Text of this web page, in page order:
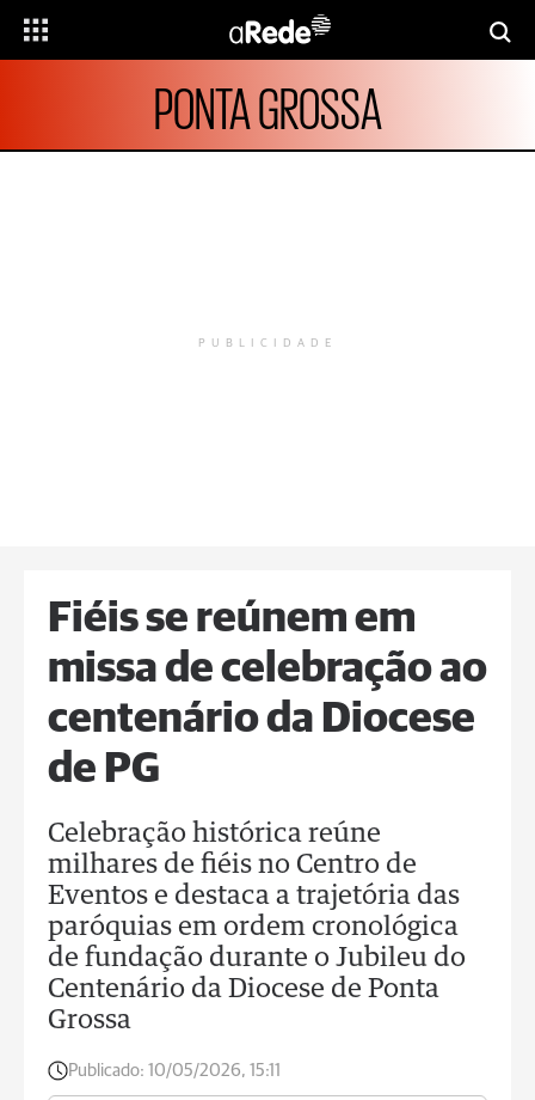
PONTA GROSSA
PUBLICIDADE
Fiéis se reúnem em
missa de celebração ao
centenário da Diocese
de PG
Celebração histórica reúne
milhares de fiéis no Centro de
Eventos e destaca a trajetória das
paróquias em ordem cronológica
de fundação durante o Jubileu do
Centenário da Diocese de Ponta
Grossa
Publicado: 10/05/2026, 15:11